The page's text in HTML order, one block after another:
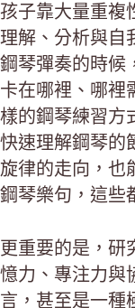
孩子靠大量重複
理解、分析與自
鋼琴彈奏的時候
卡在哪裡、哪裡
樣的鋼琴練習方
快速理解鋼琴的
旋律的走向，也
鋼琴樂句，這些
更重要的是，研
憶力、專注力與
言，甚至是一種